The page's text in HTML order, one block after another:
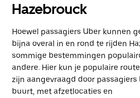
Hazebrouck
Hoewel passagiers Uber kunnen
bijna overal in en rond te rijden
sommige bestemmingen
andere. Hier kun je populaire
zijn aangevraagd door passagiers
buurt, met afzetlocaties en